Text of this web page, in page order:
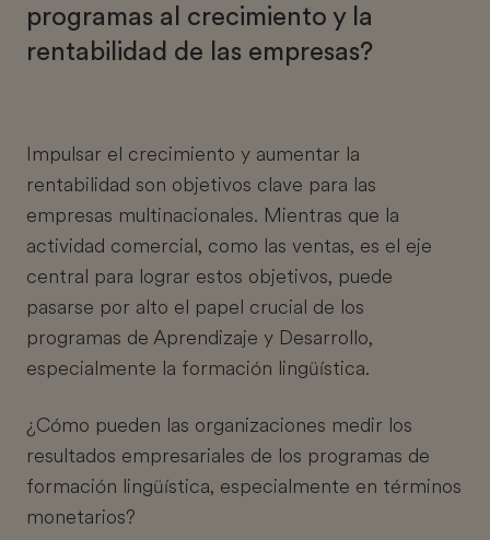
programas al crecimiento y la
rentabilidad de las empresas?
Impulsar el crecimiento y aumentar la
rentabilidad son objetivos clave para las
empresas multinacionales. Mientras que la
actividad comercial, como las ventas, es el eje
central para lograr estos objetivos, puede
pasarse por alto el papel crucial de los
programas de Aprendizaje y Desarrollo,
especialmente la formación lingüística.
¿Cómo pueden las organizaciones medir los
resultados empresariales de los programas de
formación lingüística, especialmente en términos
monetarios?